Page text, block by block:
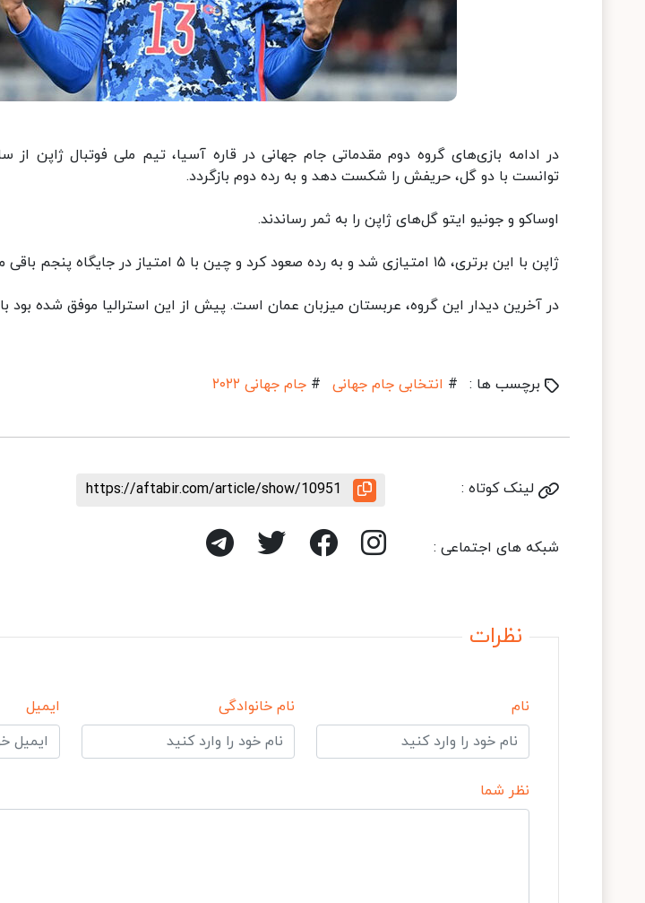
توانست با دو گل، حریفش را شکست دهد و به رده دوم بازگردد.
اوساکو و جونیو ایتو گل‌های ژاپن را به ثمر رساندند.
ژاپن با این برتری، ۱۵ امتیازی شد و به رده صعود کرد و چین با ۵ امتیاز در جایگاه پنجم باقی ماند.
در آخرین دیدار این گروه، عربستان میزبان عمان است. پیش از این استرالیا موفق شده بود با ۴ گل ویتنام را شکست دهد.
برچسب ها : # انتخابی جام جهانی # جام جهانی ۲۰۲۲
لینک کوتاه : https://aftabir.com/article/show/10951
شبکه های اجتماعی :
نظرات
نام نام خانوادگی ایمیل
نظر شما